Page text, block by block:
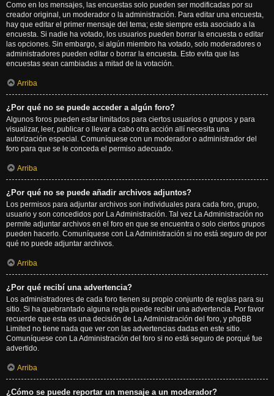
Como en los mensajes, las encuestas solo pueden ser modificadas por su
creador original, un moderador o la administración. Para editar una encuesta,
hay que editar el primer mensaje del tema; este siempre esta asociado a la
encuesta. Si nadie ha votado, los usuarios pueden borrar la encuesta o editar
las opciones. Sin embargo, si algún miembro ha votado, solo moderadores o
administradores pueden editar o borrar la encuesta. Esto evita que las
encuestas sean cambiadas a mitad de la votación.
Arriba
¿Por qué no se puede acceder a algún foro?
Algunos foros pueden estar limitados para ciertos usuarios o grupos y para
visualizar, leer, publicar o llevar a cabo otra acción allí necesita una
autorización especial. Comuníquese con un moderador o administrador del
foro para que se le conceda el permiso adecuado.
Arriba
¿Por qué no se puede añadir archivos adjuntos?
Los permisos para adjuntar archivos son individuales para cada foro, grupo,
usuario y son concedidos por La Administración. Tal vez La Administración no
permite adjuntar archivos en el foro en que se encuentra o solo ciertos grupos
pueden hacerlo. Comuníquese con La Administración si no está seguro de por
qué no puede adjuntar archivos.
Arriba
¿Por qué recibí una advertencia?
Los administradores de cada foro tienen su propio conjunto de reglas para su
sitio. Si ha quebrantado alguna regla puede recibir una advertencia. Por favor
recuerde que esta es una decisión de La Administración del foro, y phpBB
Limited no tiene nada que ver con las advertencias dadas en este sitio.
Comuníquese con La Administración del foro si no está seguro de porqué fue
advertido.
Arriba
¿Cómo se puede reportar un mensaje a un moderador?